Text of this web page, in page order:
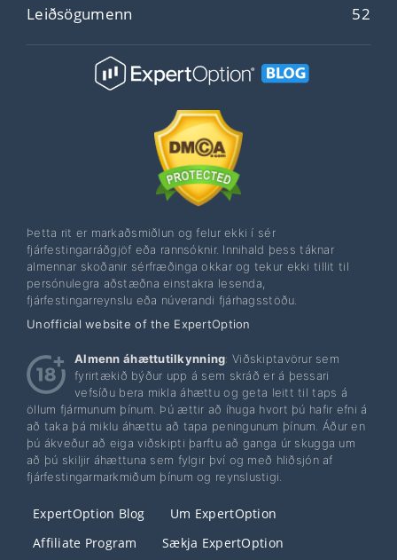
Leiðsögumenn
52
Þetta rit er markaðsmiðlun og felur ekki í sér
fjárfestingarráðgjöf eða rannsóknir. Innihald þess táknar
almennar skoðanir sérfræðinga okkar og tekur ekki tillit til
persónulegra aðstæðna einstakra lesenda,
fjárfestingarreynslu eða núverandi fjárhagsstöðu.
Unofficial website of the ExpertOption
Almenn áhættutilkynning: Viðskiptavörur sem
fyrirtækið býður upp á sem skráð er á þessari
vefsíðu bera mikla áhættu og geta leitt til taps á
öllum fjármunum þínum. Þú ættir að íhuga hvort þú hafir efni á
að taka þá miklu áhættu að tapa peningunum þínum. Áður en
þú ákveður að eiga viðskipti þarftu að ganga úr skugga um
að þú skiljir áhættuna sem fylgir því og með hliðsjón af
fjárfestingarmarkmiðum þínum og reynslustigi.
ExpertOption Blog
Um ExpertOption
Affiliate Program
Sækja ExpertOption